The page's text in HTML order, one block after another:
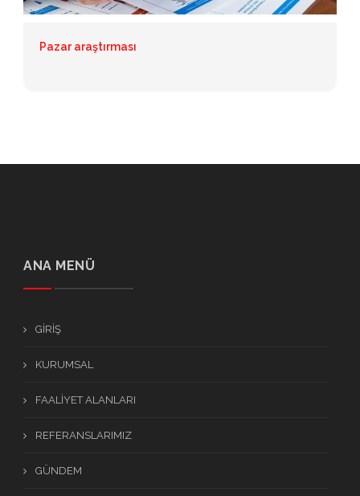
Pazar araştırması
ANA MENÜ
GİRİŞ
KURUMSAL
FAALİYET ALANLARI
REFERANSLARIMIZ
GÜNDEM